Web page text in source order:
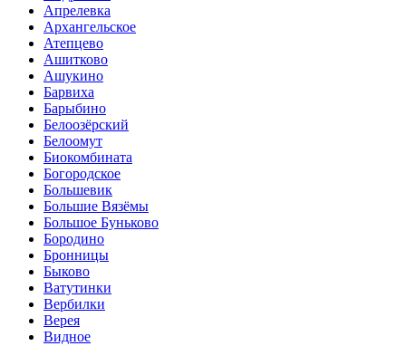
Апрелевка
Архангельское
Атепцево
Ашитково
Ашукино
Барвиха
Барыбино
Белоозёрский
Белоомут
Биокомбината
Богородское
Большевик
Большие Вязёмы
Большое Буньково
Бородино
Бронницы
Быково
Ватутинки
Вербилки
Верея
Видное